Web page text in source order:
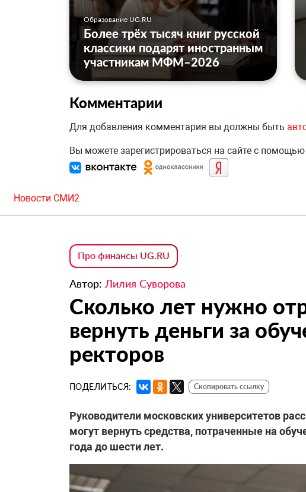
Образование UG.RU
Более трёх тысяч книг русской
классики подарят иностранным
участникам МФМ–2026
Комментарии
Для добавления комментария вы должны быть
Вы можете зарегистрироваться на сайте с
Новости СМИ2
Про финансы UG.RU
Автор: Лилия Суворова
Сколько лет нужно
вернуть деньги за
ректоров
ПОДЕЛИТЬСЯ: Скопировать ссылку
Руководители московских университетов
могут вернуть средства, потраченные на
года до шести лет.